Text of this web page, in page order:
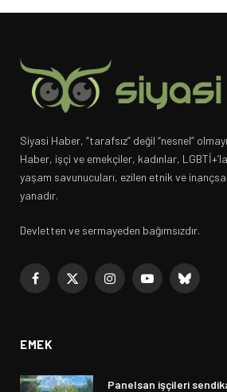
Siyasi Haber, “tarafsız” değil “nesnel”
Haber, işçi ve emekçiler, kadınlar,
yaşam savunucuları, ezilen etnik ve
yanadır.
Devletten ve sermayeden bağımsızdır.
Facebook
X
InstagramYouTubeBluesky
EMEK
Panelsan işçileri